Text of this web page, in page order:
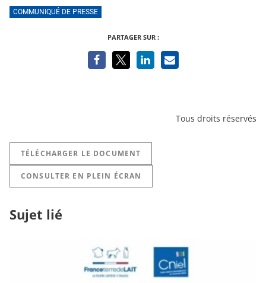
COMMUNIQUÉ DE PRESSE
PARTAGER SUR :
Tous droits réservés
TÉLÉCHARGER LE DOCUMENT
CONSULTER EN PLEIN ÉCRAN
Sujet lié